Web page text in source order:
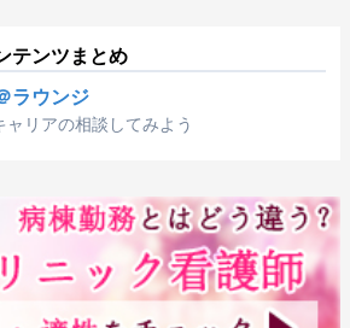
テンツまとめ
ラウンジ
リアの相談してみよう